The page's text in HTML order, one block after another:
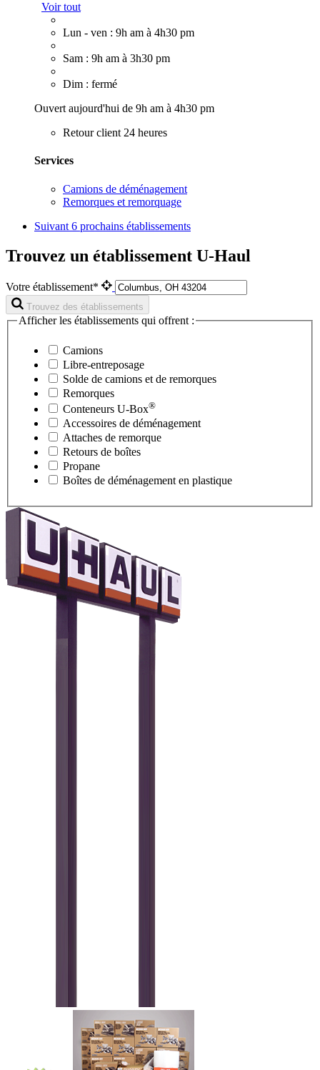
Voir tout
Lun - ven : 9h am à 4h30 pm
Sam : 9h am à 3h30 pm
Dim : fermé
Ouvert aujourd'hui de 9h am à 4h30 pm
Retour client 24 heures
Services
Camions de déménagement
Remorques et remorquage
Suivant 6 prochains établissements
Trouvez un établissement U-Haul
Votre établissement*
Trouvez des établissements
Afficher les établissements qui offrent :
Camions
Libre-entreposage
Solde de camions et de remorques
Remorques
Conteneurs U-Box®
Accessoires de déménagement
Attaches de remorque
Retours de boîtes
Propane
Boîtes de déménagement en plastique